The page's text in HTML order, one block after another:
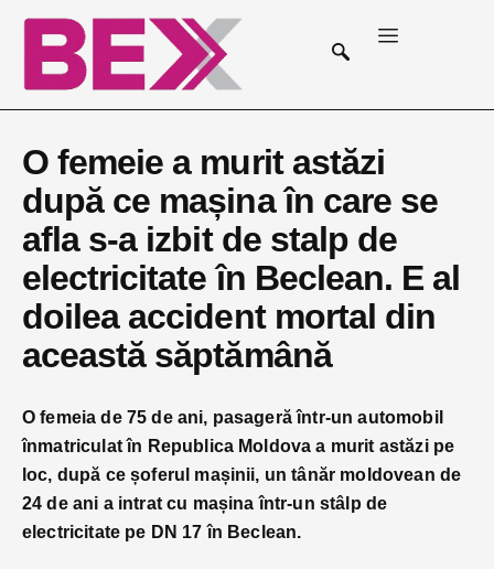
O femeie a murit astăzi
după ce mașina în care se
afla s-a izbit de stalp de
electricitate în Beclean. E al
doilea accident mortal din
această săptămână
O femeia de 75 de ani, pasageră într-un automobil
înmatriculat în Republica Moldova a murit astăzi pe
loc, după ce șoferul mașinii, un tânăr moldovean de
24 de ani a intrat cu mașina într-un stâlp de
electricitate pe DN 17 în Beclean.